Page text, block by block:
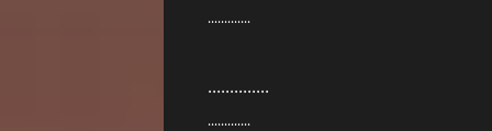
.............
..............
.............